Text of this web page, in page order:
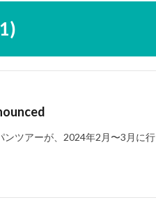
ンツアーが、2024年2月〜3月に行